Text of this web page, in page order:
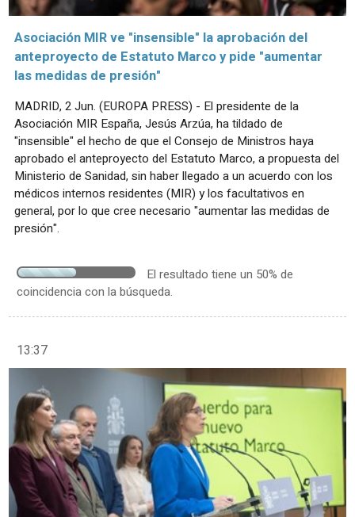
Asociación MIR ve "insensible" la aprobación del
anteproyecto de Estatuto Marco y pide "aumentar
las medidas de presión"
MADRID, 2 Jun. (EUROPA PRESS) - El presidente de la
Asociación MIR España, Jesús Arzúa, ha tildado de
"insensible" el hecho de que el Consejo de Ministros haya
aprobado el anteproyecto del Estatuto Marco, a propuesta del
Ministerio de Sanidad, sin haber llegado a un acuerdo con los
médicos internos residentes (MIR) y los facultativos en
general, por lo que cree necesario "aumentar las medidas de
presión".
El resultado tiene un 50% de
coincidencia con la búsqueda.
13:37